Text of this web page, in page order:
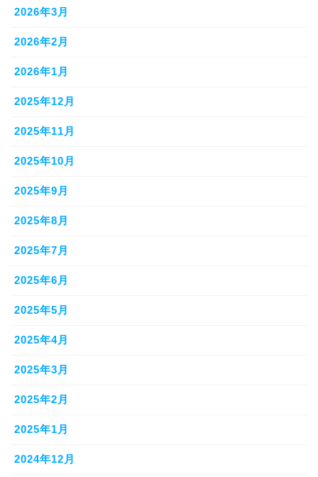
2026年3月
2026年2月
2026年1月
2025年12月
2025年11月
2025年10月
2025年9月
2025年8月
2025年7月
2025年6月
2025年5月
2025年4月
2025年3月
2025年2月
2025年1月
2024年12月